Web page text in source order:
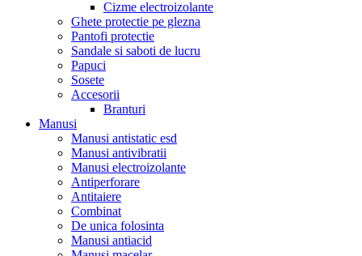
Cizme electroizolante
Ghete protectie pe glezna
Pantofi protectie
Sandale si saboti de lucru
Papuci
Sosete
Accesorii
Branturi
Manusi
Manusi antistatic esd
Manusi antivibratii
Manusi electroizolante
Antiperforare
Antitaiere
Combinat
De unica folosinta
Manusi antiacid